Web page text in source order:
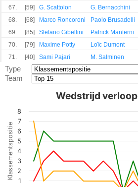
67.
[59] G. Scattolon G. Bernacchini
68.
[68] Marco Roncoroni Paolo Brusadelli
69.
[85] Stefano Gibellini Patrick Manterni
70.
[79] Maxime Potty Loïc Dumont
71.
[40] Sami Pajari M. Salminen
Type
Team
Klassementspositie
Wedstrijd verloop
1
2
3
4
5
6
7
8